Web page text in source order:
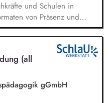
und Schulen in
von Präsenz und
Tagen und erstellst
Plattform schlau-lernen.org.
dabei auf den
und
(all
gGmbH